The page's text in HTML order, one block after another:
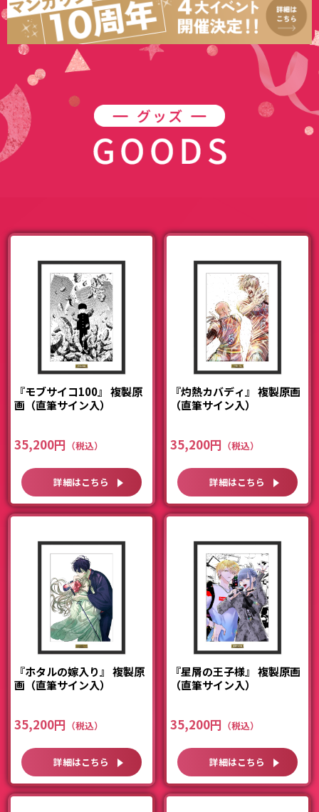
『モブサイコ100』 複製原
画（直筆サイン入）
35,200円
詳細はこちら
『灼熱カバディ』 複製原画
（直筆サイン入）
35,200円
詳細はこちら
『ホタルの嫁入り』 複製原
画（直筆サイン入）
35,200円
詳細はこちら
『星屑の王子様』 複製原画
（直筆サイン入）
35,200円
詳細はこちら